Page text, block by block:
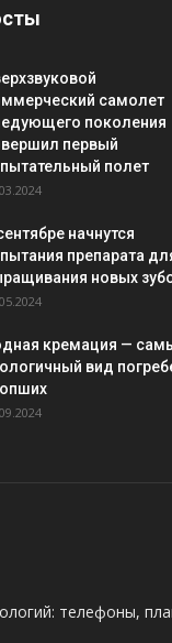
самолет
поколения
первый
полет
начнутся
препарата
новых
кремация —
вид
телефоны,